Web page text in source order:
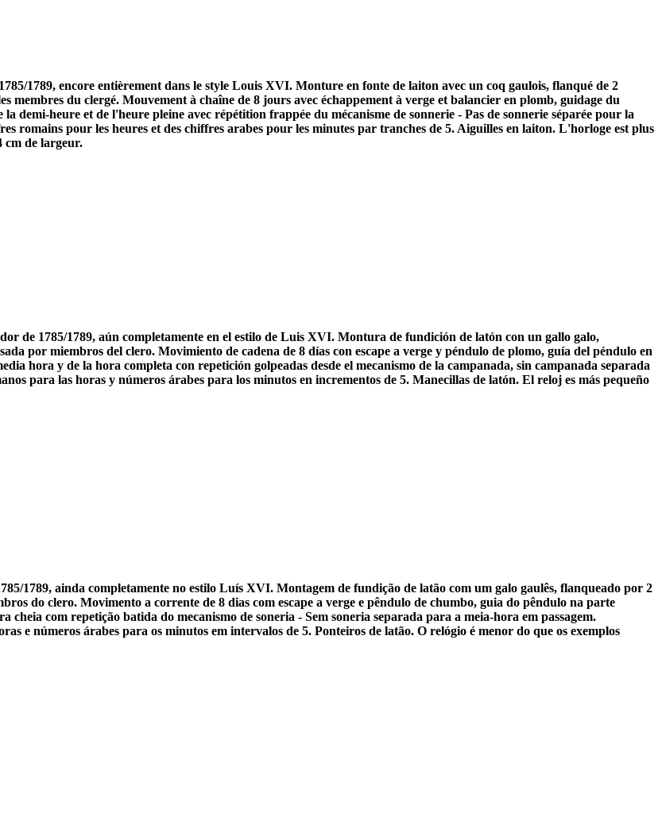
1789, encore entièrement dans le style Louis XVI. Monture en fonte de laiton avec un coq gaulois, flanqué de 2
membres du clergé. Mouvement à chaîne de 8 jours avec échappement à verge et balancier en plomb, guidage du
demi-heure et de l'heure pleine avec répétition frappée du mécanisme de sonnerie - Pas de sonnerie séparée pour la
romains pour les heures et des chiffres arabes pour les minutes par tranches de 5. Aiguilles en laiton. L'horloge est plus
cm de largeur.
de 1785/1789, aún completamente en el estilo de Luis XVI. Montura de fundición de latón con un gallo galo,
por miembros del clero. Movimiento de cadena de 8 días con escape a verge y péndulo de plomo, guía del péndulo en
hora y de la hora completa con repetición golpeadas desde el mecanismo de la campanada, sin campanada separada
para las horas y números árabes para los minutos en incrementos de 5. Manecillas de latón. El reloj es más pequeño
1789, ainda completamente no estilo Luís XVI. Montagem de fundição de latão com um galo gaulês, flanqueado por 2
do clero. Movimento a corrente de 8 dias com escape a verge e pêndulo de chumbo, guia do pêndulo na parte
com repetição batida do mecanismo de soneria - Sem soneria separada para a meia-hora em passagem.
e números árabes para os minutos em intervalos de 5. Ponteiros de latão. O relógio é menor do que os exemplos